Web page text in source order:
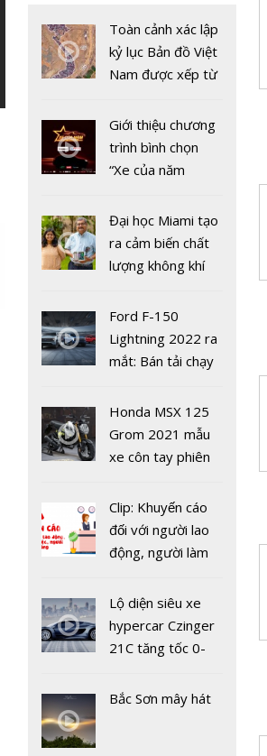
OPPO Watch
chưa ra mắt đã
"gây chú ý" nhờ
Trải nghiệm người
dùng mới là đỉnh
cao của thế giới
Motion Sense có
Toàn cảnh xác lập
kỷ lục Bản đồ Việt
Nam được xếp từ
năm 2022
Giới thiệu chương
trình bình chọn
“Xe của năm
Đại học Miami tạo
ra cảm biến chất
lượng không khí
19
Ford F-150
Lightning 2022 ra
mắt: Bán tải chạy
chưa đến 40 nghìn
USD
Honda MSX 125
Grom 2021 mẫu
xe côn tay phiên
Clip: Khuyến cáo
đối với người lao
động, người làm
hàng tại khu dịch
vụ trong dịch
Covid-19
Lộ diện siêu xe
hypercar Czinger
21C tăng tốc 0-
2 giây
Bắc Sơn mây hát